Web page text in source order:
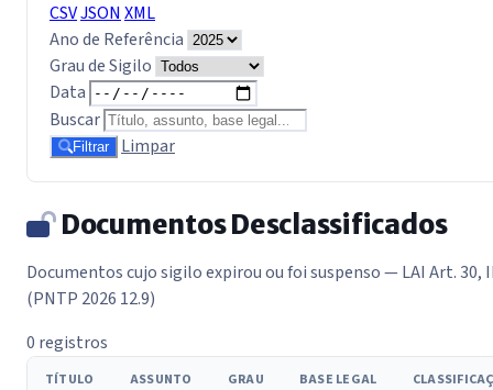
CSVJSON XML
Ano de Referência
Grau de Sigilo
Data
Buscar
Filtrar Limpar
Documentos Desclassificados
Documentos cujo sigilo expirou ou foi suspenso — LAI Art. 30,
(PNTP 2026 12.9)
0 registros
TÍTULO ASSUNTO GRAU BASE LEGAL